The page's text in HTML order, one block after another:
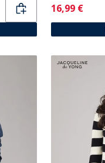
Current
16,99 €